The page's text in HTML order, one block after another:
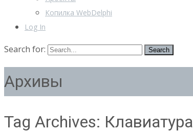
Копилка WebDelphi
Log In
Search for:
Архивы
Tag Archives: Клавиатура